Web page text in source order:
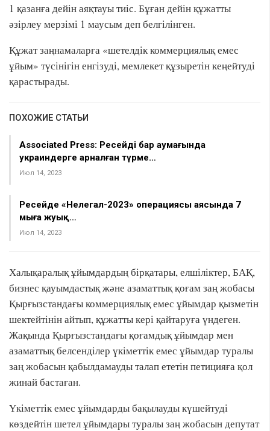
1 қазанға дейін аяқтауы тиіс. Бұған дейін құжатты
әзірлеу мерзімі 1 маусым деп белгілінген.
Құжат заңнамаларға «шетелдік коммерциялық емес
ұйым» түсінігін енгізуді, мемлекет құзыретін кеңейтуді
қарастырады.
ПОХОЖИЕ СТАТЬИ
Associated Press: Ресейдің бар аумағында
украиндерге арналған түрме…
Июл 14, 2023
Ресейде «Нелегал-2023» операциясы аясында 7
мыңға жуық…
Июл 14, 2023
Халықаралық ұйымдардың бірқатары, елшіліктер, БАҚ,
бизнес қауымдастық және азаматтық қоғам заң жобасы
Қырғызстандағы коммерциялық емес ұйымдар қызметін
шектейтінін айтып, құжатты кері қайтаруға үндеген.
Жақында Қырғызстандағы қоғамдық ұйымдар мен
азаматтық белсенділер үкіметтік емес ұйымдар туралы
заң жобасын қабылдамауды талап ететін петицияға қол
жинай бастаған.
Үкіметтік емес ұйымдарды бақылауды күшейтуді
көздейтін шетел ұйымдары туралы заң жобасын депутат